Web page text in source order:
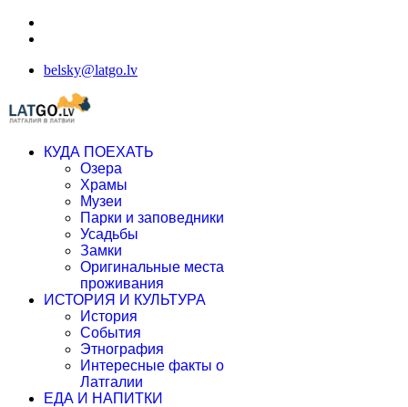
belsky@latgo.lv
КУДА ПОЕХАТЬ
Озера
Храмы
Музеи
Парки и заповедники
Усадьбы
Замки
Оригинальные места
проживания
ИСТОРИЯ И КУЛЬТУРА
История
События
Этнография
Интересные факты о
Латгалии
ЕДА И НАПИТКИ